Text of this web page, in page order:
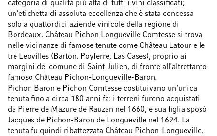
categoria di qualità più alta di tutti i vini classificati;
un'etichetta di assoluta eccellenza che è stata concessa
solo a quattordici aziende vinicole della regione di
Bordeaux. Château Pichon Longueville Comtesse si trova
nelle vicinanze di famose tenute come Château Latour e le
tre Leovilles (Barton, Poyferre, Las Cases), proprio ai
margini del comune di Saint-Julien, di fronte all'altrettanto
famoso Château Pichon-Longueville-Baron.
Pichon Baron e Pichon Comtesse costituivano un'unica
tenuta fino a circa 180 anni fa: i terreni furono acquistati
da Pierre de Mazure de Rauzan nel 1660, e sua figlia sposò
Jacques de Pichon-Baron de Longueville nel 1694. La
tenuta fu quindi ribattezzata Château Pichon-Longueville.